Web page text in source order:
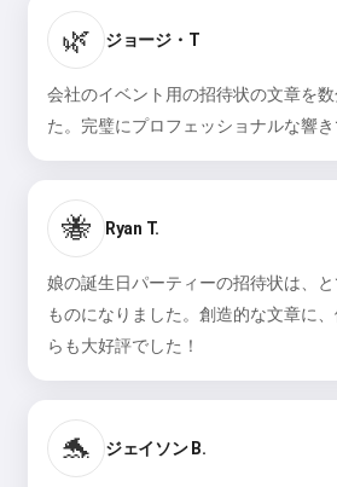
🌿 ジョージ・T
会社のイベント用の招待状の文章を
た。完璧にプロフェッショナルな響き
🐝 Ryan T.
娘の誕生日パーティーの招待状は、
ものになりました。創造的な文章に
らも大好評でした！
🐬 ジェイソン B.
メッセージを書